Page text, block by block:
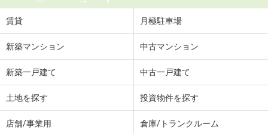
賃貸 月極駐車場
新築マンション 中古マンション
新築一戸建て 中古一戸建て
土地を探す 投資物件を探す
店舗/事業用 倉庫/トランクルーム